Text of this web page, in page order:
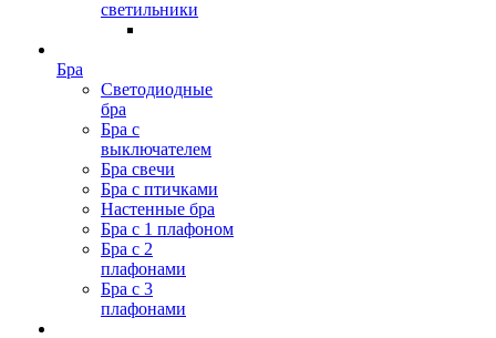
светильники
Бра
Светодиодные
бра
Бра с
выключателем
Бра свечи
Бра с птичками
Настенные бра
Бра с 1 плафоном
Бра с 2
плафонами
Бра с 3
плафонами